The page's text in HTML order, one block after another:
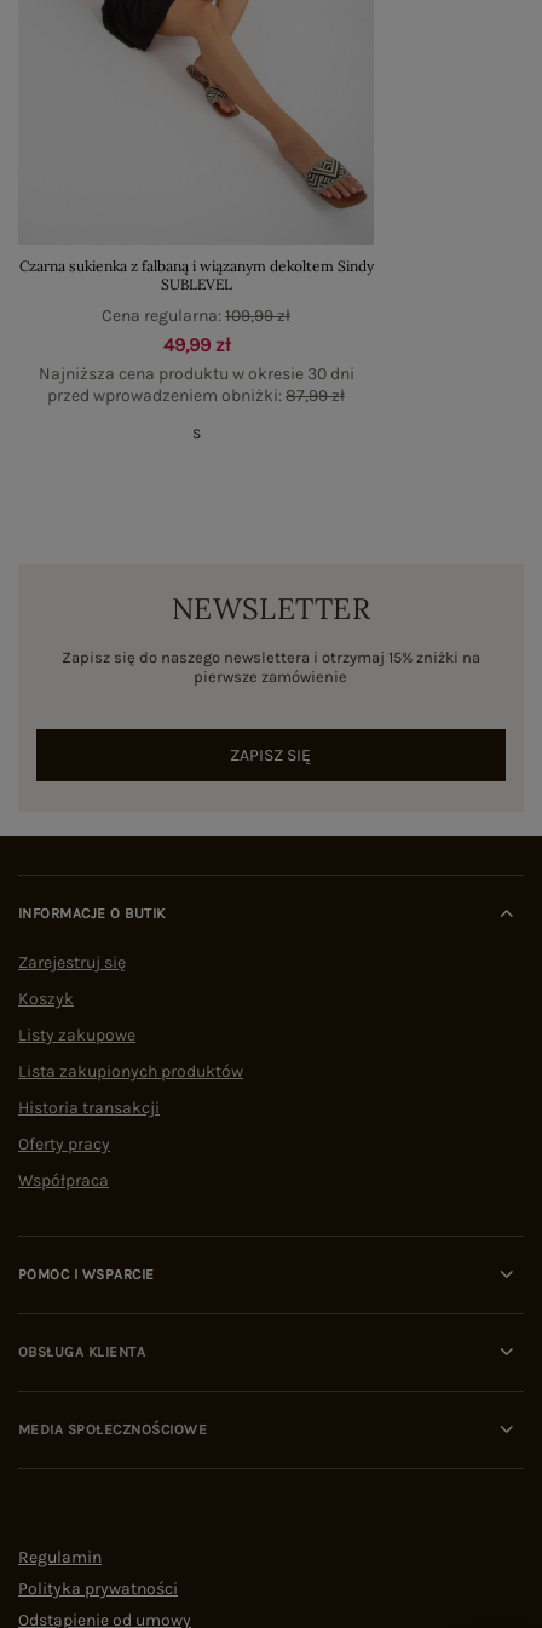
Czarna sukienka z falbaną i wiązanym dekoltem Sindy
SUBLEVEL
49,99 zł
Najniższa cena produktu w okresie 30 dni
przed wprowadzeniem obniżki:87,99 zł
Cena regularna:109,99 zł
S
NEWSLETTER
Zapisz się do naszego newslettera i otrzymaj 15% zniżki na
pierwsze zamówienie
ZAPISZ SIĘ
INFORMACJE O BUTIK
Zarejestruj się
Koszyk
Listy zakupowe
Lista zakupionych produktów
Historia transakcji
Oferty pracy
Współpraca
POMOC I WSPARCIE
OBSŁUGA KLIENTA
MEDIA SPOŁECZNOŚCIOWE
Regulamin
Polityka prywatności
Odstąpienie od umowy